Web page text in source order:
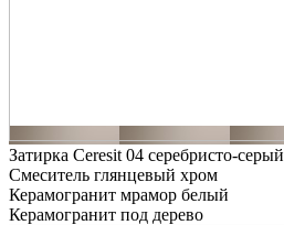
Затирка Ceresit 04 серебристо-серый
Смеситель глянцевый хром
Керамогранит мрамор белый
Керамогранит под дерево